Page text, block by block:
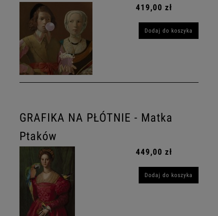
419,00 zł
Dodaj do koszyka
GRAFIKA NA PŁÓTNIE - Matka
Ptaków
449,00 zł
Dodaj do koszyka